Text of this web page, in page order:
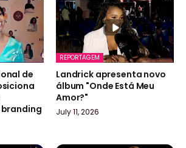
de
REPORTAGEM
Landrick apresenta novo
álbum "Onde Está Meu
Amor?"
July 11, 2026